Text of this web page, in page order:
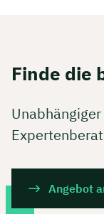
Finde die
Angebot